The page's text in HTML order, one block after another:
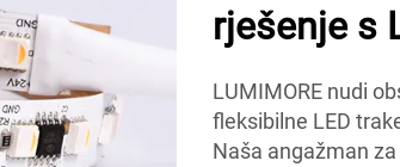
rješenje s
LUMIMORE nudi
fleksibilne LED
Naša angažman